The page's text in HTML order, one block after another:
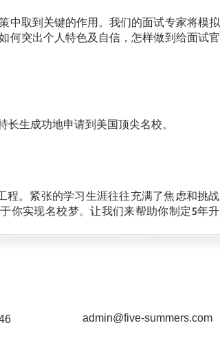
中取到关键的作用。我们的面试专家将模
何突出个人特色及自信，怎样做到给面试
生成功地申请到美国顶尖名校。
程。紧张的学习生涯往往充满了焦虑和挑
你实现名校梦。让我们来帮助你制定5年
admin@five-summers.com